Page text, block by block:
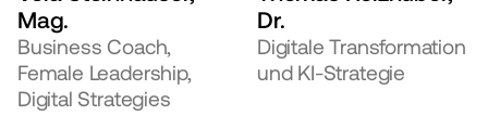
Mag.
Business Coach,
Female Leadership,
Digital Strategies
Dr.
Digitale Transformation
und KI-Strategie